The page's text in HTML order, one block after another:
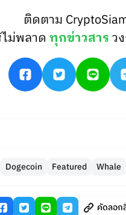
ติดตาม
ไม่พลาดทุกข่าวสารว
Dogecoin Featured Whale
คัดลอก